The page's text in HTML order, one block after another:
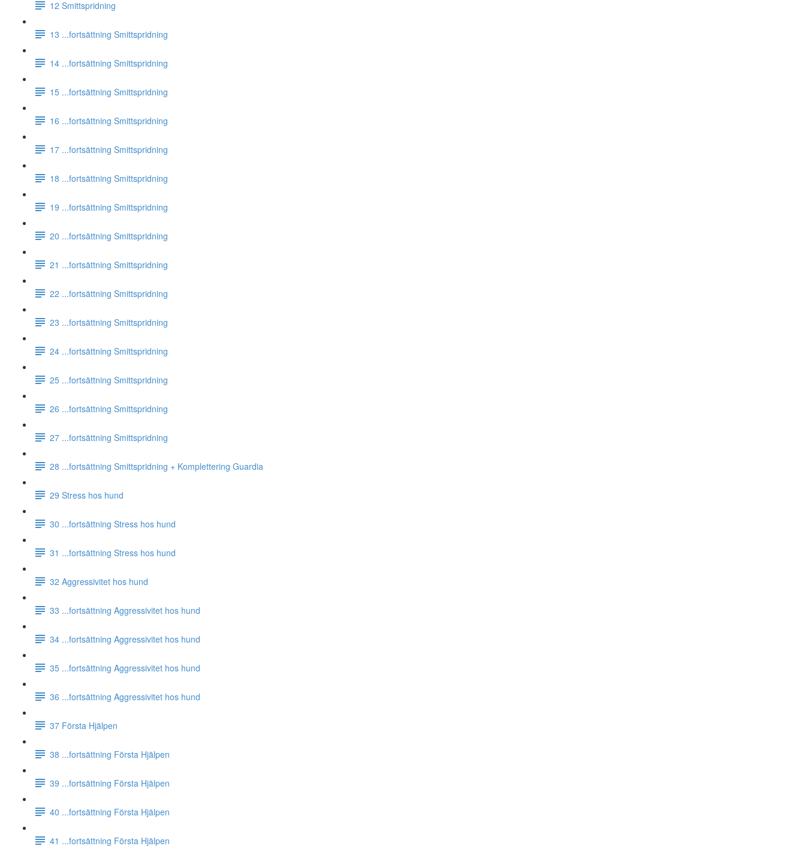
12 Smittspridning
13 ...fortsättning Smittspridning
14 ...fortsättning Smittspridning
15 ...fortsättning Smittspridning
16 ...fortsättning Smittspridning
17 ...fortsättning Smittspridning
18 ...fortsättning Smittspridning
19 ...fortsättning Smittspridning
20 ...fortsättning Smittspridning
21 ...fortsättning Smittspridning
22 ...fortsättning Smittspridning
23 ...fortsättning Smittspridning
24 ...fortsättning Smittspridning
25 ...fortsättning Smittspridning
26 ...fortsättning Smittspridning
27 ...fortsättning Smittspridning
28 ...fortsättning Smittspridning + Komplettering Guardia
29 Stress hos hund
30 ...fortsättning Stress hos hund
31 ...fortsättning Stress hos hund
32 Aggressivitet hos hund
33 ...fortsättning Aggressivitet hos hund
34 ...fortsättning Aggressivitet hos hund
35 ...fortsättning Aggressivitet hos hund
36 ...fortsättning Aggressivitet hos hund
37 Första Hjälpen
38 ...fortsättning Första Hjälpen
39 ...fortsättning Första Hjälpen
40 ...fortsättning Första Hjälpen
41 ...fortsättning Första Hjälpen